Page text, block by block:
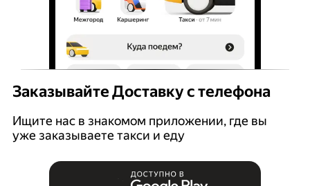
Заказывайте Доставку с телефона
Ищите нас в знакомом приложении, где вы
уже заказываете такси и еду